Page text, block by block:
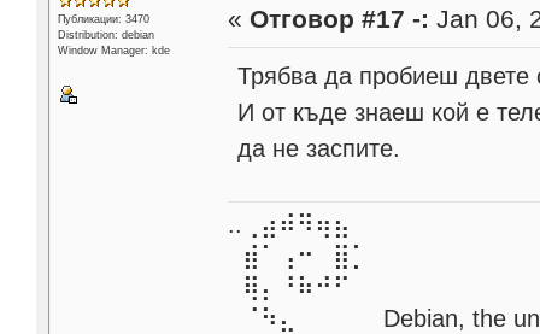
Публикации: 3470
Distribution: debian
Window Manager: kde
« Отговор #17 -: Jan 06,
Трябва да пробиеш
И от къде знаеш кой е
да не заспите.
..⢀⣴⠾⠻⢶⣦⠀
⣾⠁⢠⠒⠀⣿⡁
⢿⡄⠘⠷⠚⠋
⠈⠳⣄⠀⠀⠀⠀ Debian, the